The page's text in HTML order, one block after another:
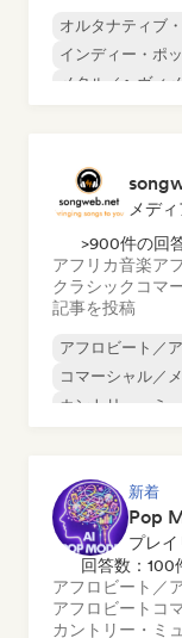
オルタナティブ
インディー・ポ
メタル／ヘヴィ
メデ
>900件の回
アフリカ音楽ア
クラシック コマ
記事を投稿
アフロビート／
コマーシャル／
カントリー・ミ
新着
プレ
回答数：100
アフロビート／
アフロビート コ
カントリー・ミ